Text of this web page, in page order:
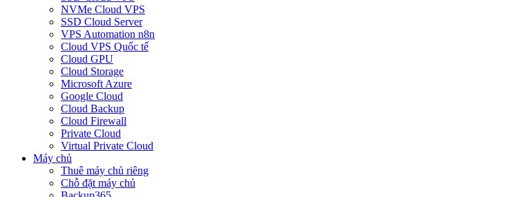
NVMe Cloud VPS
SSD Cloud Server
VPS Automation n8n
Cloud VPS Quốc tế
Cloud GPU
Cloud Storage
Microsoft Azure
Google Cloud
Cloud Backup
Cloud Firewall
Private Cloud
Virtual Private Cloud
Máy chủ
Thuê máy chủ riêng
Chỗ đặt máy chủ